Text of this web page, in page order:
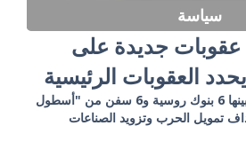
سياسة
عقوبات جديدة على
العقوبات الرئيسية
العقوبات تشمل 19 كياناً بينها 6 بنوك روسية و6 سفن من "أسطول
تمويل الحرب وتزويد الصناعات